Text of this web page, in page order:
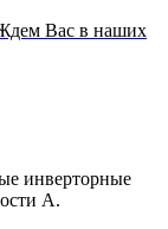
Вас в наших
инверторные
А.